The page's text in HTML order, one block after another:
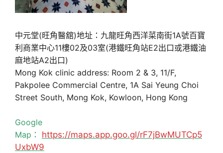
中元堂(旺角醫舘)地址：九龍旺角西洋菜南街1A號百寶
利商業中心11樓02及03室(港鐵旺角站E2出口或港鐵油
麻地站A2出口)
Mong Kok clinic address: Room 2 & 3, 11/F,
Pakpolee Commercial Centre, 1A Sai Yeung Choi
Street South, Mong Kok, Kowloon, Hong Kong
Google
Map： https://maps.app.goo.gl/rF7jBwMUTCp5
UxbW9